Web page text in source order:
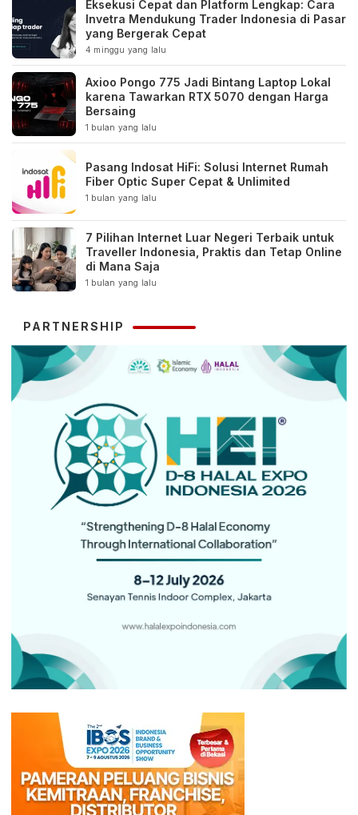
Eksekusi Cepat dan Platform Lengkap: Cara
Invetra Mendukung Trader Indonesia di Pasar
yang Bergerak Cepat
4 minggu yang lalu
Axioo Pongo 775 Jadi Bintang Laptop Lokal
karena Tawarkan RTX 5070 dengan Harga
Bersaing
1 bulan yang lalu
Pasang Indosat HiFi: Solusi Internet Rumah
Fiber Optic Super Cepat & Unlimited
1 bulan yang lalu
7 Pilihan Internet Luar Negeri Terbaik untuk
Traveller Indonesia, Praktis dan Tetap Online
di Mana Saja
1 bulan yang lalu
PARTNERSHIP